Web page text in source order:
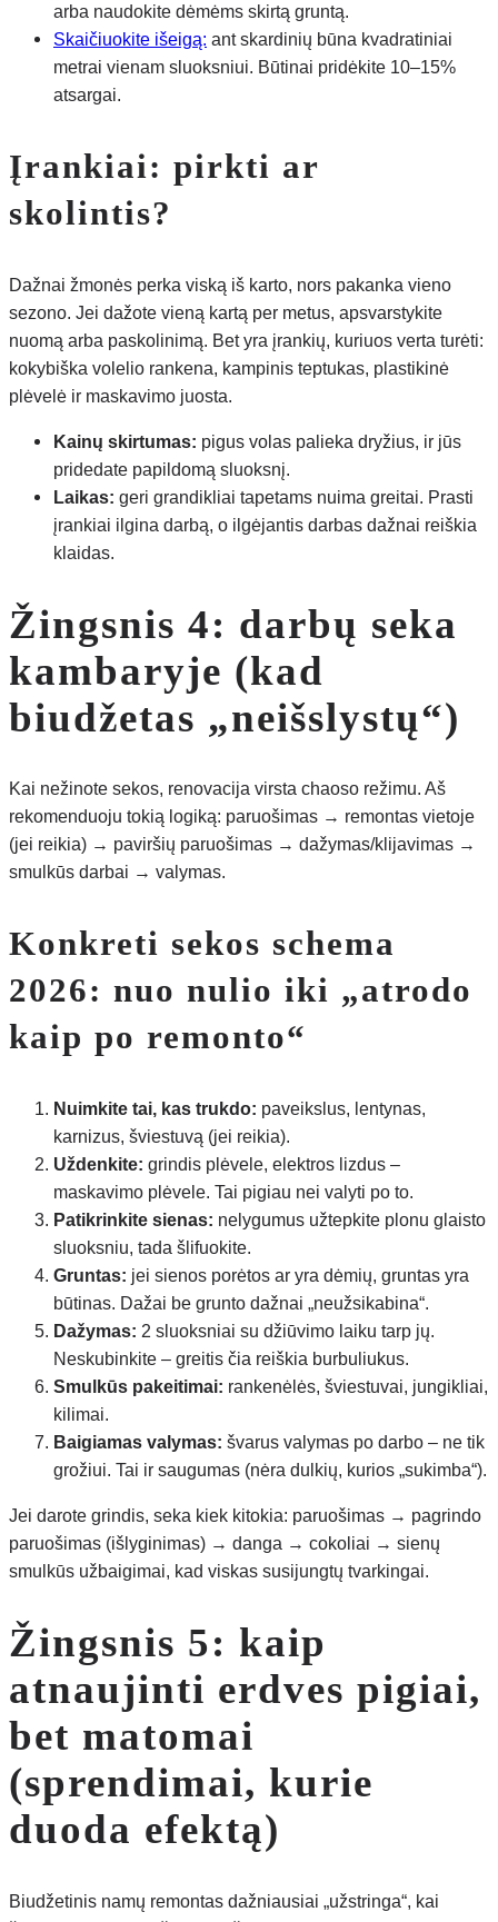
arba naudokite dėmėms skirtą gruntą.
Skaičiuokite išeigą: ant skardinių būna kvadratiniai
metrai vienam sluoksniui. Būtinai pridėkite 10–15%
atsargai.
Įrankiai: pirkti ar
skolintis?
Dažnai žmonės perka viską iš karto, nors pakanka vieno
sezono. Jei dažote vieną kartą per metus, apsvarstykite
nuomą arba paskolinimą. Bet yra įrankių, kuriuos verta turėti:
kokybiška volelio rankena, kampinis teptukas, plastikinė
plėvelė ir maskavimo juosta.
Kainų skirtumas: pigus volas palieka dryžius, ir jūs
pridedate papildomą sluoksnį.
Laikas: geri grandikliai tapetams nuima greitai. Prasti
įrankiai ilgina darbą, o ilgėjantis darbas dažnai reiškia
klaidas.
Žingsnis 4: darbų seka
kambaryje (kad
biudžetas „neišslystų“)
Kai nežinote sekos, renovacija virsta chaoso režimu. Aš
rekomenduoju tokią logiką: paruošimas → remontas vietoje
(jei reikia) → paviršių paruošimas → dažymas/klijavimas →
smulkūs darbai → valymas.
Konkreti sekos schema
2026: nuo nulio iki „atrodo
kaip po remonto“
Nuimkite tai, kas trukdo: paveikslus, lentynas,
karnizus, šviestuvą (jei reikia).
Uždenkite: grindis plėvele, elektros lizdus –
maskavimo plėvele. Tai pigiau nei valyti po to.
Patikrinkite sienas: nelygumus užtepkite plonu glaisto
sluoksniu, tada šlifuokite.
Gruntas: jei sienos porėtos ar yra dėmių, gruntas yra
būtinas. Dažai be grunto dažnai „neužsikabina“.
Dažymas: 2 sluoksniai su džiūvimo laiku tarp jų.
Neskubinkite – greitis čia reiškia burbuliukus.
Smulkūs pakeitimai: rankenėlės, šviestuvai, jungikliai,
kilimai.
Baigiamas valymas: švarus valymas po darbo – ne tik
grožiui. Tai ir saugumas (nėra dulkių, kurios „sukimba“).
Jei darote grindis, seka kiek kitokia: paruošimas → pagrindo
paruošimas (išlyginimas) → danga → cokoliai → sienų
smulkūs užbaigimai, kad viskas susijungtų tvarkingai.
Žingsnis 5: kaip
atnaujinti erdves pigiai,
bet matomai
(sprendimai, kurie
duoda efektą)
Biudžetinis namų remontas dažniausiai „užstringa“, kai